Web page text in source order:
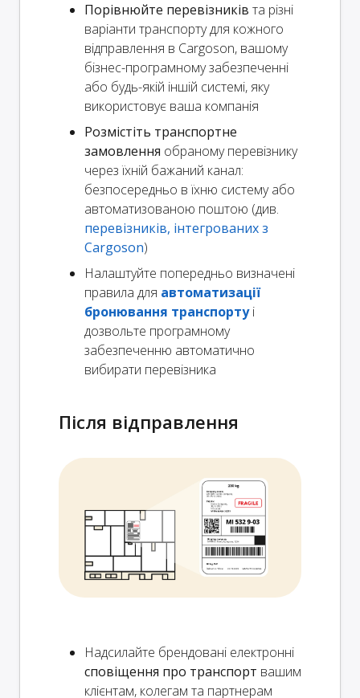
Порівнюйте перевізників та різні
варіанти транспорту для кожного
відправлення в Cargoson, вашому
бізнес-програмному забезпеченні
або будь-якій іншій системі, яку
використовує ваша компанія
Розмістіть транспортне
замовлення обраному перевізнику
через їхній бажаний канал:
безпосередньо в їхню систему або
автоматизованою поштою (див.
перевізників, інтегрованих з
Cargoson)
Налаштуйте попередньо визначені
правила для автоматизації
бронювання транспортуі
дозвольте програмному
забезпеченню автоматично
вибирати перевізника
Після відправлення
Надсилайте брендовані електронні
сповіщення про транспорт вашим
клієнтам, колегам та партнерам